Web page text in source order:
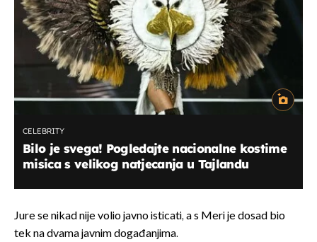
CELEBRITY
Bilo je svega! Pogledajte nacionalne kostime
misica s velikog natjecanja u Tajlandu
Jure se nikad nije volio javno isticati, a s Meri je dosad bio
tek na dvama javnim događanjima.